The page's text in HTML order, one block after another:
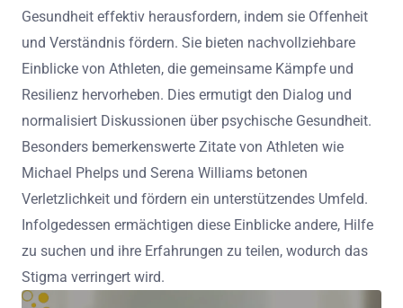
Gesundheit effektiv herausfordern, indem sie Offenheit
und Verständnis fördern. Sie bieten nachvollziehbare
Einblicke von Athleten, die gemeinsame Kämpfe und
Resilienz hervorheben. Dies ermutigt den Dialog und
normalisiert Diskussionen über psychische Gesundheit.
Besonders bemerkenswerte Zitate von Athleten wie
Michael Phelps und Serena Williams betonen
Verletzlichkeit und fördern ein unterstützendes Umfeld.
Infolgedessen ermächtigen diese Einblicke andere, Hilfe
zu suchen und ihre Erfahrungen zu teilen, wodurch das
Stigma verringert wird.